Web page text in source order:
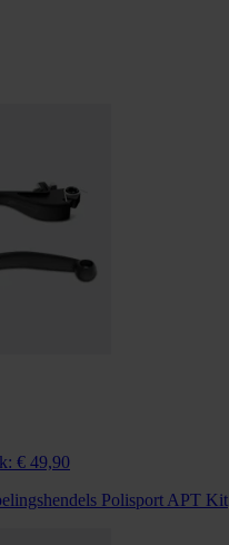
€ 49,90
Polisport APT Kit